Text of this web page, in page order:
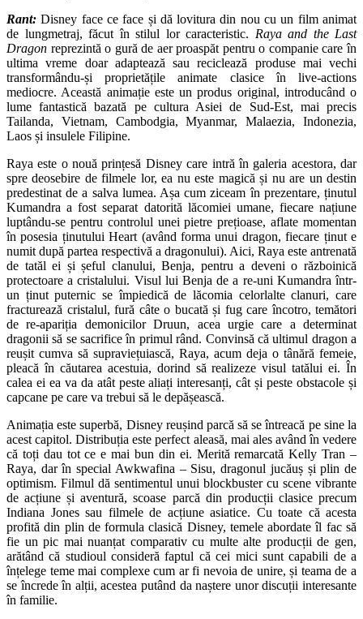
Rant:Disney face ce face și dă lovitura din nou cu un film animat
de lungmetraj, făcut în stilul lor caracteristic. Raya and the Last
Dragon reprezintă o gură de aer proaspăt pentru o companie care în
ultima vreme doar adaptează sau reciclează produse mai vechi
transformându-și proprietățile animate clasice în live-actions
mediocre. Această animație este un produs original, introducând o
lume fantastică bazată pe cultura Asiei de Sud-Est, mai precis
Tailanda, Vietnam, Cambodgia, Myanmar, Malaezia, Indonezia,
Laos și insulele Filipine.
Raya este o nouă prințesă Disney care intră în galeria acestora, dar
spre deosebire de filmele lor, ea nu este magică și nu are un destin
predestinat de a salva lumea. Așa cum ziceam în prezentare, ținutul
Kumandra a fost separat datorită lăcomiei umane, fiecare națiune
luptându-se pentru controlul unei pietre prețioase, aflate momentan
în posesia ținutului Heart (având forma unui dragon, fiecare ținut e
numit după partea respectivă a dragonului). Aici, Raya este antrenată
de tatăl ei și șeful clanului, Benja, pentru a deveni o războinică
protectoare a cristalului. Visul lui Benja de a re-uni Kumandra într-
un ținut puternic se împiedică de lăcomia celorlalte clanuri, care
fracturează cristalul, fură câte o bucată și fug care încotro, temători
de re-apariția demonicilor Druun, acea urgie care a determinat
dragonii să se sacrifice în primul rând. Convinsă că ultimul dragon a
reușit cumva să supraviețuiască, Raya, acum deja o tânără femeie,
pleacă în căutarea acestuia, dorind să realizeze visul tatălui ei. În
calea ei ea va da atât peste aliați interesanți, cât și peste obstacole și
capcane pe care va trebui să le depășească.
Animația este superbă, Disney reușind parcă să se întreacă pe sine la
acest capitol. Distribuția este perfect aleasă, mai ales având în vedere
că toți dau tot ce e mai bun din ei. Merită remarcată Kelly Tran –
Raya, dar în special Awkwafina – Sisu, dragonul jucăuș și plin de
optimism. Filmul dă sentimentul unui blockbuster cu scene vibrante
de acțiune și aventură, scoase parcă din producții clasice precum
Indiana Jones sau filmele de acțiune asiatice. Cu toate că acesta
profită din plin de formula clasică Disney, temele abordate îl fac să
fie un pic mai nuanțat comparativ cu multe alte producții de gen,
arătând că studioul consideră faptul că cei mici sunt capabili de a
înțelege teme mai complexe cum ar fi nevoia de unire, și teama de a
se încrede în alții, acestea putând da naștere unor discuții interesante
în familie.